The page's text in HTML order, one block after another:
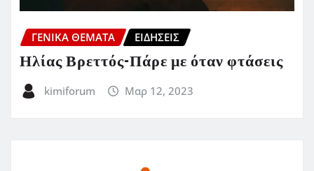
ΓΕΝΙΚΑ ΘΕΜΑΤΑ ΕΙΔΗΣΕΙΣ
Ηλίας Βρεττός-Πάρε με όταν φτάσεις
kimiforum Μαρ 12, 2023